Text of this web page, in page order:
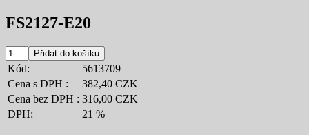
FS2127-E20
Kód:
5613709
Cena s DPH :
382,40 CZK
Cena bez DPH : 316,00 CZK
DPH:
21 %